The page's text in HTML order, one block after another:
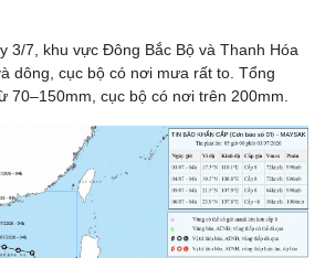
3/7, khu vực Đông Bắc Bộ và Thanh Hóa
dông, cục bộ có nơi mưa rất to. Tổng
70–150mm, cục bộ có nơi trên 200mm.